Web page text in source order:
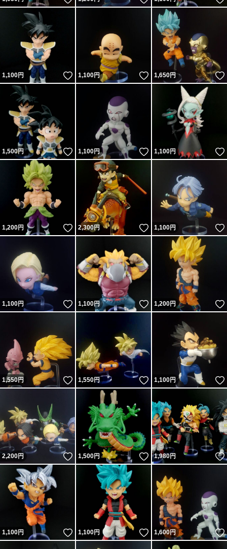
1,100円 いいね！
1,100円 いいね！
1,650円
1,500円 いいね！
1,100円 いいね！
1,100円
1,200円 いいね！
2,300円 いいね！
1,100円
1,100円 いいね！
1,100円 いいね！
1,200円
1,550円 いいね！
1,550円 いいね！
1,100円
2,200円 いいね！
1,500円 いいね！
1,980円
1,100円 いいね！
1,100円 いいね！
1,600円